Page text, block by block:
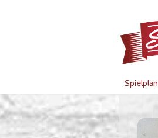
Spielplan